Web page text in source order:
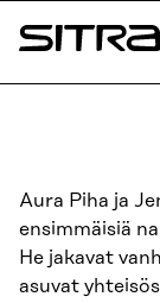
Siirry
suoraan
Sitra
Aura Piha ja
ensimmäisiä
He jakavat
asuvat